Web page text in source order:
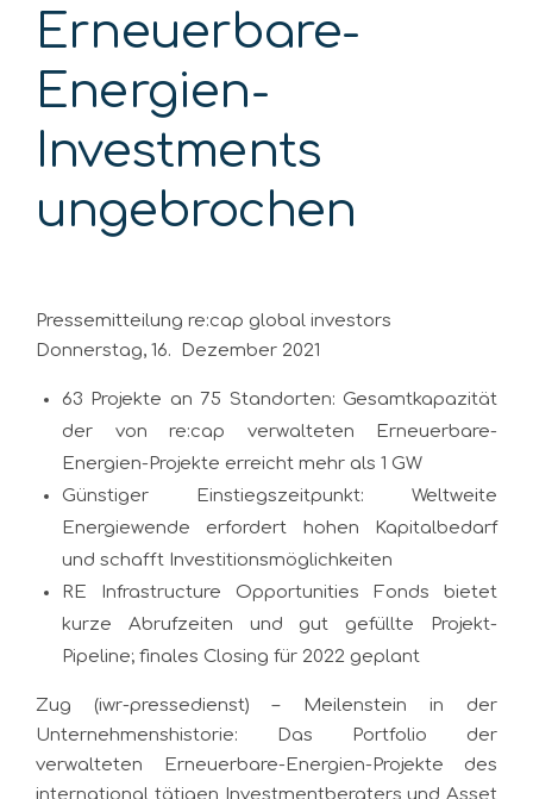
Erneuerbare-
Energien-
Investments
ungebrochen
Pressemitteilung re:cap global investors
Donnerstag, 16. Dezember 2021
63 Projekte an 75 Standorten: Gesamtkapazität
der von re:cap verwalteten Erneuerbare-
Energien-Projekte erreicht mehr als 1 GW
Günstiger Einstiegszeitpunkt: Weltweite
Energiewende erfordert hohen Kapitalbedarf
und schafft Investitionsmöglichkeiten
RE Infrastructure Opportunities Fonds bietet
kurze Abrufzeiten und gut gefüllte Projekt-
Pipeline; finales Closing für 2022 geplant
Zug (iwr-pressedienst) – Meilenstein in der
Unternehmenshistorie: Das Portfolio der
verwalteten Erneuerbare-Energien-Projekte des
international tätigen Investmentberaters und Asset